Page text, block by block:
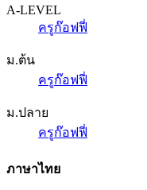
A-LEVEL
ครูก๊อฟฟี่
ม.ต้น
ครูก๊อฟฟี่
ม.ปลาย
ครูก๊อฟฟี่
ภาษาไทย